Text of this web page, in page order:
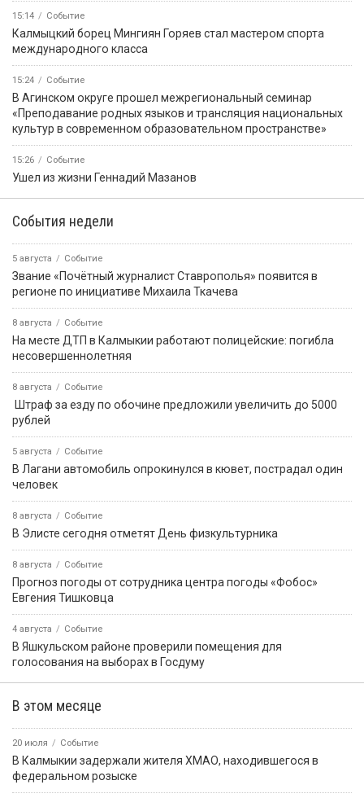
15:14 Событие
Калмыцкий борец Мингиян Горяев стал мастером спорта
международного класса
15:24 Событие
В Агинском округе прошел межрегиональный семинар
«Преподавание родных языков и трансляция национальных
культур в современном образовательном пространстве»
15:26 Событие
Ушел из жизни Геннадий Мазанов
События недели
5 августа Событие
Звание «Почётный журналист Ставрополья» появится в
регионе по инициативе Михаила Ткачева
8 августа Событие
На месте ДТП в Калмыкии работают полицейские: погибла
несовершеннолетняя
8 августа Событие
️ Штраф за езду по обочине предложили увеличить до 5000
рублей
5 августа Событие
В Лагани автомобиль опрокинулся в кювет, пострадал один
человек
8 августа Событие
В Элисте сегодня отметят День физкультурника
8 августа Событие
Прогноз погоды от сотрудника центра погоды «Фобос»
Евгения Тишковца
4 августа Событие
В Яшкульском районе проверили помещения для
голосования на выборах в Госдуму
В этом месяце
20 июля Событие
В Калмыкии задержали жителя ХМАО, находившегося в
федеральном розыске